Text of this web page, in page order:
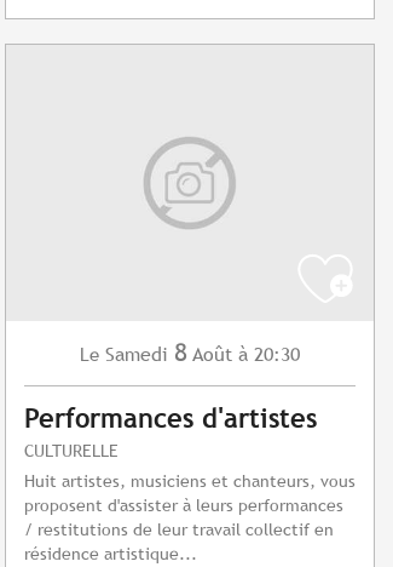
Le Samedi 8 Août à 20:30
Performances d'artistes
CULTURELLE
Huit artistes, musiciens et chanteurs, vous
proposent d'assister à leurs performances
/ restitutions de leur travail collectif en
résidence artistique...